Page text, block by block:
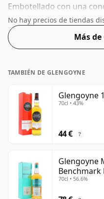
Embotellado con una
popular del 46%, que es
No hay precios de tiendas
Más
TAMBIÉN DE GLENGOYNE
Glengoyne
70cl • 43%
44 € ?
Glengoyne
Benchmark
2014 11 años
70cl • 56.6%